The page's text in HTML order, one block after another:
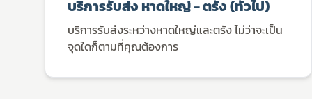
บริการรับส่ง หาดใหญ่ - ตรัง (ทั่วไป)
บริการรับส่งระหว่างหาดใหญ่และตรัง ไม่ว่าจะเป็น
จุดใดก็ตามที่คุณต้องการ